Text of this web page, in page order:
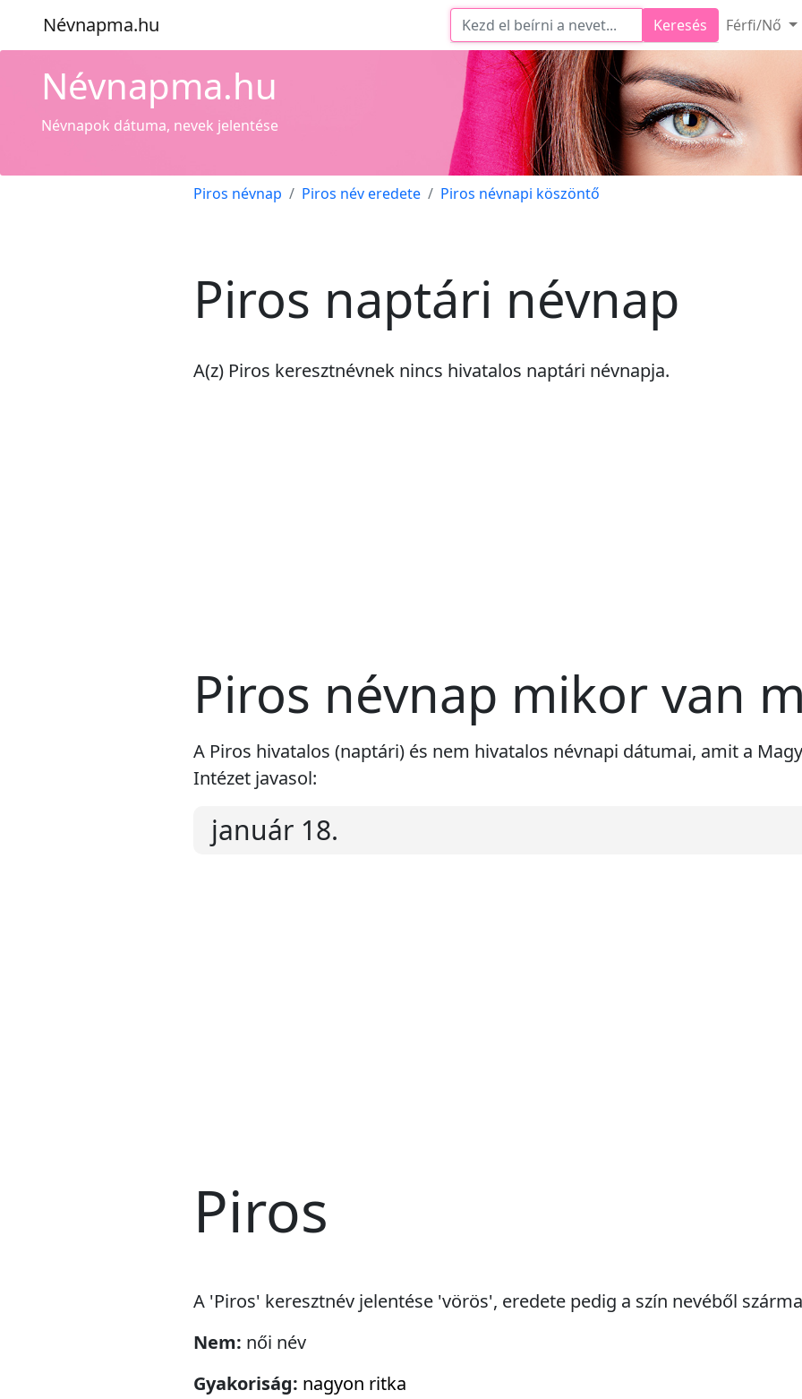
Névnapma.hu Keresés Férfi/Nő
Névnapma.hu
Névnapok dátuma, nevek jelentése
Piros névnap Piros név eredete Piros névnapi köszöntő
Piros naptári névnap
A(z) Piros keresztnévnek nincs hivatalos naptári névnapja.
Piros névnap mikor van
A Piros hivatalos (naptári) és nem hivatalos névnapi dátumai, amit a
Intézet javasol:
január 18.
Piros
A 'Piros' keresztnév jelentése 'vörös', eredete pedig a szín nevéből
Nem: női név
Gyakoriság: nagyon ritka